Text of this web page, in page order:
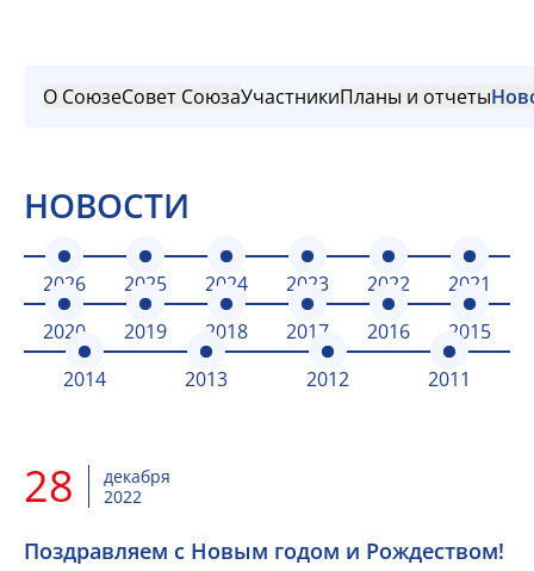
О СоюзеСовет СоюзаУчастникиПланы и отчеты
НОВОСТИ
2026 2025 2024 2023 2022
2021
2020
2019 2018 2017 2016
2015
2014
2013 2012 2011
28
декабря
2022
Поздравляем с Новым годом и Рождеством!